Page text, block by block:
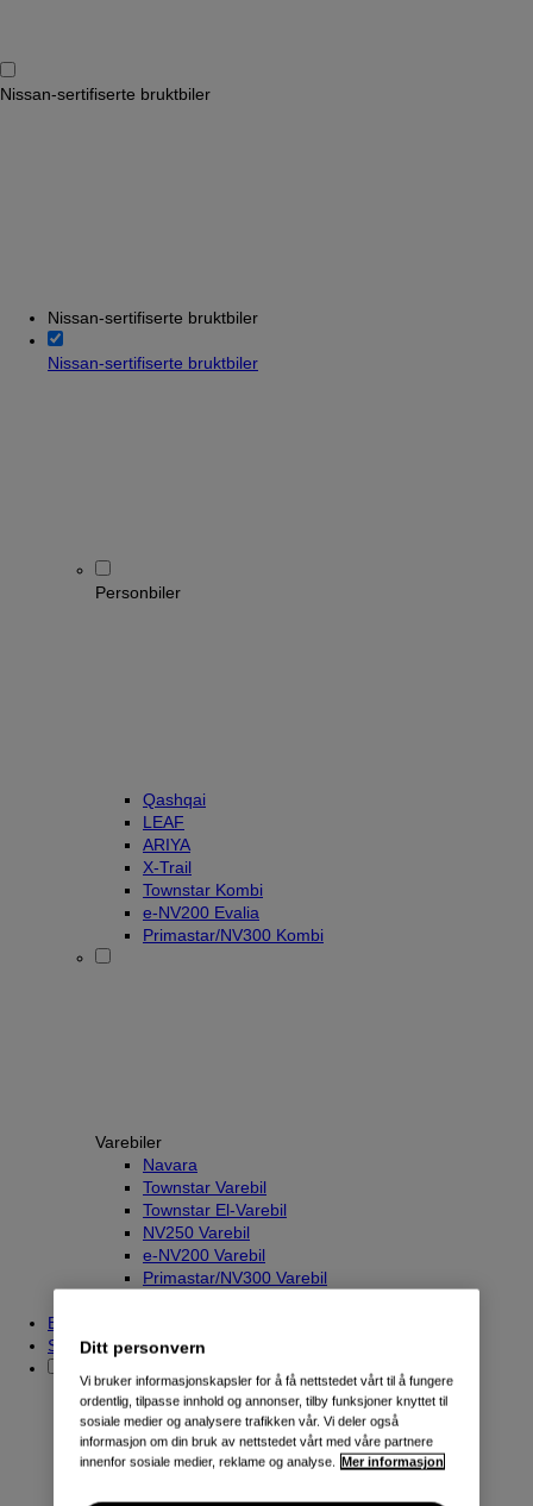
Nissan-sertifiserte bruktbiler
Nissan-sertifiserte bruktbiler
Nissan-sertifiserte bruktbiler
Personbiler
Qashqai
LEAF
ARIYA
X-Trail
Townstar Kombi
e-NV200 Evalia
Primastar/NV300 Kombi
Varebiler
Navara
Townstar Varebil
Townstar El-Varebil
NV250 Varebil
e-NV200 Varebil
Primastar/NV300 Varebil
Beregn innbyttepris
Søk etter kjøretøy
Ditt personvern
Vi bruker informasjonskapsler for å få nettstedet vårt til å fungere
ordentlig, tilpasse innhold og annonser, tilby funksjoner knyttet til
sosiale medier og analysere trafikken vår. Vi deler også
informasjon om din bruk av nettstedet vårt med våre partnere
innenfor sosiale medier, reklame og analyse.
Mer informasjon